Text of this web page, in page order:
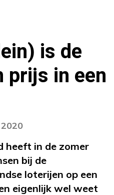
is de
prijs in een
heeft in de zomer
bij de
loterijen op een
eigenlijk wel weet